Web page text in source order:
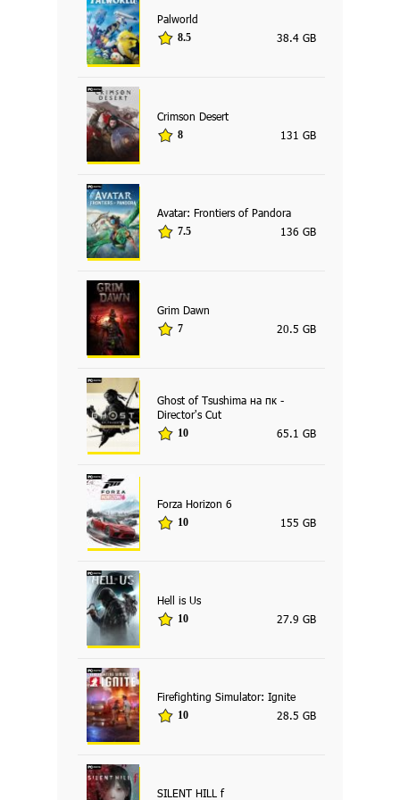
Palworld
8.5 38.4 GB
Crimson Desert
8 131 GB
Avatar: Frontiers of Pandora
7.5 136 GB
Grim Dawn
7 20.5 GB
Ghost of Tsushima на пк -
Director's Cut
10 65.1 GB
Forza Horizon 6
10 155 GB
Hell is Us
10 27.9 GB
Firefighting Simulator: Ignite
10 28.5 GB
SILENT HILL f